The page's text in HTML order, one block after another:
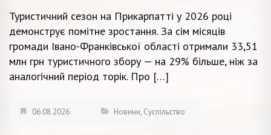
Туристичний сезон на Прикарпатті у 2026 році
демонструє помітне зростання. За сім місяців
громади Івано-Франківської області отримали 33,51
млн грн туристичного збору — на 29% більше, ніж за
аналогічний період торік. Про […]
06.08.2026 Новини, Суспільство